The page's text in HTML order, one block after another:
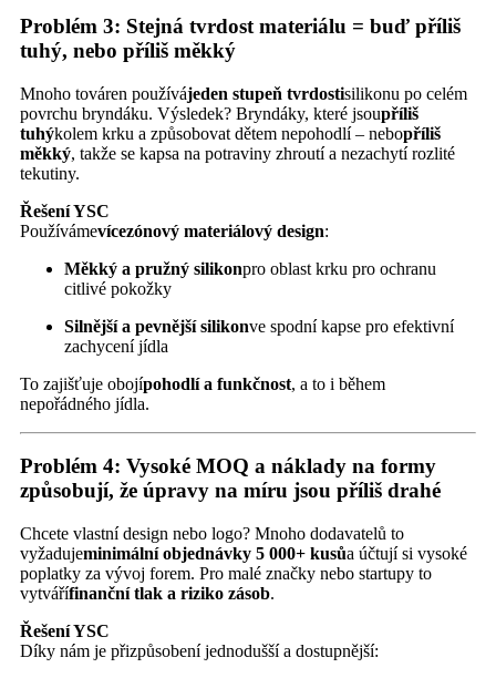
Problém 3: Stejná tvrdost materiálu = buď příliš
tuhý, nebo příliš měkký
Mnoho továren používájeden stupeň tvrdostisilikonu po celém
povrchu bryndáku. Výsledek? Bryndáky, které jsoupříliš
tuhýkolem krku a způsobovat dětem nepohodlí – nebopříliš
měkký, takže se kapsa na potraviny zhroutí a nezachytí rozlité
tekutiny.
Řešení YSC
Používámevícezónový materiálový design:
Měkký a pružný silikonpro oblast krku pro ochranu
citlivé pokožky
Silnější a pevnější silikonve spodní kapse pro efektivní
zachycení jídla
To zajišťuje obojípohodlí a funkčnost, a to i během
nepořádného jídla.
Problém 4: Vysoké MOQ a náklady na formy
způsobují, že úpravy na míru jsou příliš drahé
Chcete vlastní design nebo logo? Mnoho dodavatelů to
vyžadujeminimální objednávky 5 000+ kusůa účtují si vysoké
poplatky za vývoj forem. Pro malé značky nebo startupy to
vytvářífinanční tlak a riziko zásob.
Řešení YSC
Díky nám je přizpůsobení jednodušší a dostupnější: